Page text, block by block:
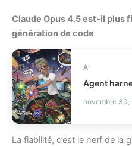
Claude Opus 4.5 est-il plus
génération de code
AI
novembre 30,
La fiabilité, c’est le nerf de la